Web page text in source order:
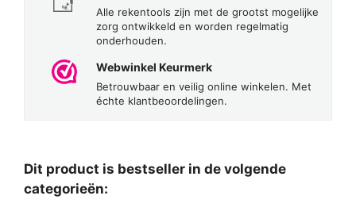
Alle rekentools zijn met de grootst mogelijke
zorg ontwikkeld en worden regelmatig
onderhouden.
Webwinkel Keurmerk
Betrouwbaar en veilig online winkelen. Met
échte klantbeoordelingen.
Dit product is bestseller in de volgende
categorieën: